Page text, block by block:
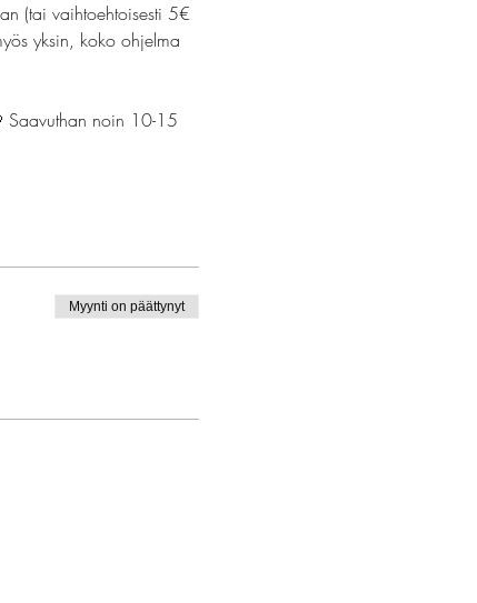
(tai vaihtoehtoisesti 5€
yksin, koko ohjelma
Saavuthan noin 10-15
Myynti on päättynyt